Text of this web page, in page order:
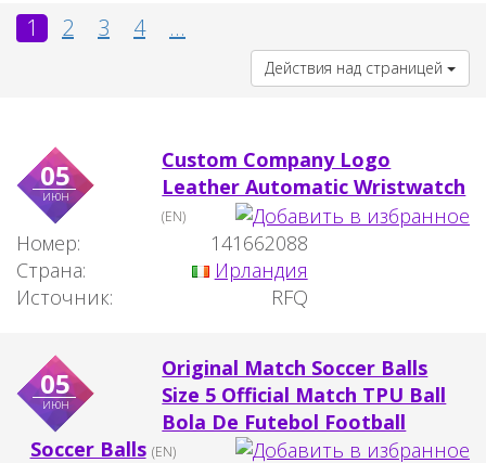
1 2 3 4 ...
Действия над страницей
05
июн
Custom Company Logo
Leather Automatic Wristwatch
(EN)
Номер:
141662088
Страна:
Ирландия
Источник:
RFQ
05
июн
Original Match Soccer Balls
Size 5 Official Match TPU Ball
Bola De Futebol Football
Soccer Balls (EN)